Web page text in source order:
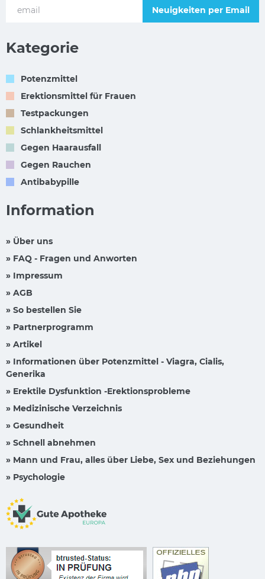
Neuigkeiten per Email
Kategorie
Potenzmittel
Erektionsmittel für Frauen
Testpackungen
Schlankheitsmittel
Gegen Haarausfall
Gegen Rauchen
Antibabypille
Information
» Über uns
» FAQ - Fragen und Anworten
» Impressum
» AGB
» So bestellen Sie
» Partnerprogramm
» Artikel
» Informationen über Potenzmittel - Viagra, Cialis,
Generika
» Erektile Dysfunktion -Erektionsprobleme
» Medizinische Verzeichnis
» Gesundheit
» Schnell abnehmen
» Mann und Frau, alles über Liebe, Sex und Beziehungen
» Psychologie